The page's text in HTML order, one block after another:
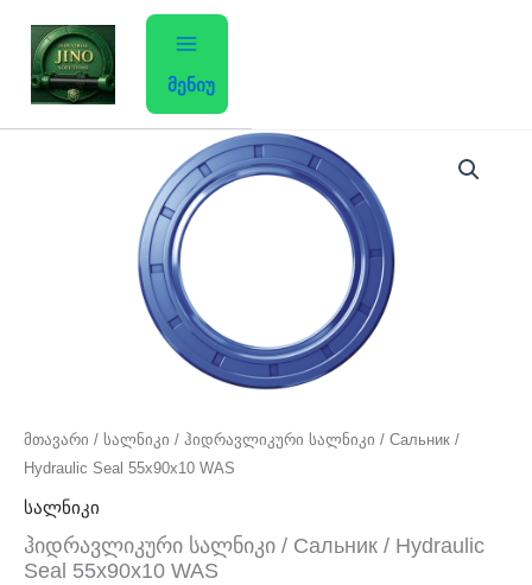
content
მენიუ
მთავარი / სალნიკი / ჰიდრავლიკური სალნიკი / Сальник /
Hydraulic Seal 55x90x10 WAS
სალნიკი
ჰიდრავლიკური სალნიკი / Сальник / Hydraulic
Seal 55x90x10 WAS